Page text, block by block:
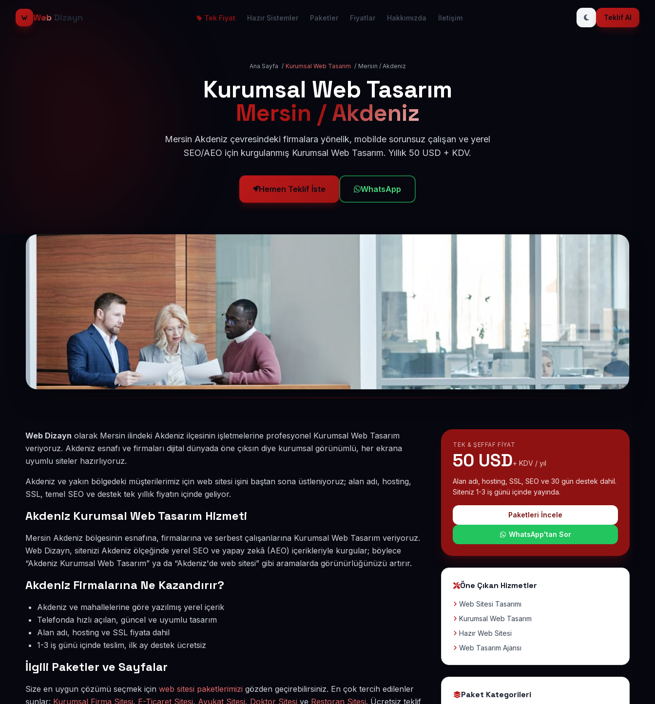
Web Dizayn Tek Fiyat Hazır Sistemler Paketler Fiyatlar Hakkımızda İletişim Teklif Al
Ana Sayfa / Kurumsal Web Tasarım / Mersin / Akdeniz
Kurumsal Web Tasarım
Mersin / Akdeniz
Mersin Akdeniz çevresindeki firmalara yönelik, mobilde sorunsuz çalışan ve yerel
SEO/AEO için kurgulanmış Kurumsal Web Tasarım. Yıllık 50 USD + KDV.
Hemen Teklif İste WhatsApp
Web Dizayn olarak Mersin ilindeki Akdeniz ilçesinin işletmelerine profesyonel Kurumsal Web Tasarım
veriyoruz. Akdeniz esnafı ve firmaları dijital dünyada öne çıksın diye kurumsal görünümlü, her ekrana
uyumlu siteler hazırlıyoruz.
Akdeniz ve yakın bölgedeki müşterilerimiz için web sitesi işini baştan sona üstleniyoruz; alan adı, hosting,
SSL, temel SEO ve destek tek yıllık fiyatın içinde geliyor.
Akdeniz Kurumsal Web Tasarım Hizmeti
Mersin Akdeniz bölgesinin esnafına, firmalarına ve serbest çalışanlarına Kurumsal Web Tasarım veriyoruz.
Web Dizayn, sitenizi Akdeniz ölçeğinde yerel SEO ve yapay zekâ (AEO) içerikleriyle kurgular; böylece
“Akdeniz Kurumsal Web Tasarım” ya da “Akdeniz'de web sitesi” gibi aramalarda görünürlüğünüzü artırır.
Akdeniz Firmalarına Ne Kazandırır?
Akdeniz ve mahallelerine göre yazılmış yerel içerik
Telefonda hızlı açılan, güncel ve uyumlu tasarım
Alan adı, hosting ve SSL fiyata dahil
1-3 iş günü içinde teslim, ilk ay destek ücretsiz
İlgili Paketler ve Sayfalar
Size en uygun çözümü seçmek için web sitesi paketlerimizi gözden geçirebilirsiniz. En çok tercih edilenler
şunlar: Kurumsal Firma Sitesi, E-Ticaret Sitesi, Avukat Sitesi, Doktor Sitesi ve Restoran Sitesi. Ücretsiz teklif
TEK & ŞEFFAF FIYAT
50 USD+ KDV / yıl
Alan adı, hosting, SSL, SEO ve 30 gün destek dahil.
Siteniz 1-3 iş günü içinde yayında.
Paketleri İncele
WhatsApp'tan Sor
Öne Çıkan Hizmetler
Web Sitesi Tasarımı
Kurumsal Web Tasarım
Hazır Web Sitesi
Web Tasarım Ajansı
Paket Kategorileri